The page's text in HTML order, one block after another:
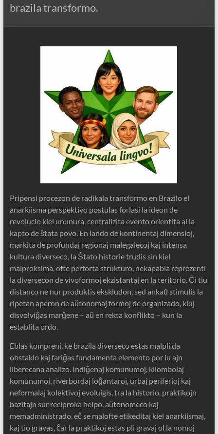
brazila transformo.
Pripensi procezon de radikala transformo en Brazilo el
anarkiisma perspektivo postulas forlasi la ideon de
revolucio kiel ununura, centralizita evento orientita al la
kapto de ŝtata povo. En lando de kontinentaj dimensioj,
markita de profundaj regionaj malegalecoj kaj intensa
kultura diverseco, la Ŝtato historie trudis sin kiel
malproksima, ofte perforta strukturo, nekapabla reprezenti
la diversecon de vivoformoj ekzistantaj en la teritorio. Ĉi tiu
distanco ne nur produktis ekskludon, sed ankaŭ stimulis la
ripetan aperon de aŭtonomaj formoj de organizado, kiuj
disvolviĝas marĝene – aŭ en rekta konflikto – kun la
establita ordo.
Eblas kompreni, ke brazila diverseco estas malpli da
obstaklo kaj fariĝas fundamenta elemento por iu ajn
liberecana analizo. Indiĝenaj komunumoj, kilombolaj
komunumoj, riverbordaj loĝantaroj, urbaj periferioj kaj
neformalaj kolektivoj evoluigis, tra la historio, praktikojn
bazitajn sur reciproka helpo, aŭtonomeco kaj
memadministrado, eĉ se malofte etikeditaj kiel anarkiismaj,
kaj tio gravas, ĉar la praktikoj estas pli gravaj ol la nomoj